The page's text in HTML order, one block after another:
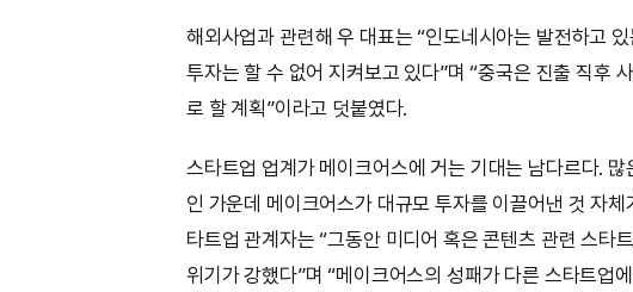
해외사업과 관련해 우 대표는 “인도네시아는 발전하고
투자는 할 수 없어 지켜보고 있다”며 “중국은 진출 직후
로 할 계획”이라고 덧붙였다.
스타트업 업계가 메이크어스에 거는 기대는 남다르다.
인 가운데 메이크어스가 대규모 투자를 이끌어낸 것 자
타트업 관계자는 “그동안 미디어 혹은 콘텐츠 관련 스타
위기가 강했다”며 “메이크어스의 성패가 다른 스타트업